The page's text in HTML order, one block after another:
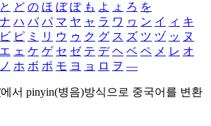
と ど の ほ ぼ ぽ も よ ょ ろ を
ナ ハ バ パ マ ヤ ャ ラ ワ ヮ ン イ ィ キ
ビ ピ ミ リ ウ ゥ ク グ ス ズ ツ ヅ ッ ヌ
エ ェ ケ ゲ セ ゼ テ デ ヘ ベ ペ メ レ オ
ノ ホ ボ ポ モ ヨ ョ ロ ヲ ―
에서 pinyin(병음)방식으로 중국어를 변환